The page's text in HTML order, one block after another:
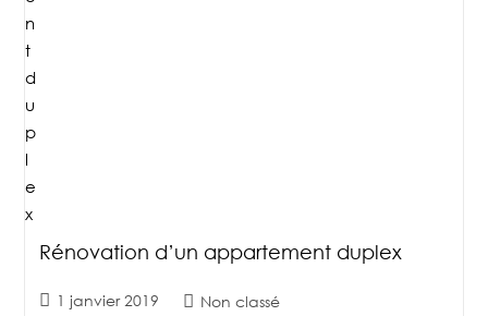
Rénovation d’un appartement duplex
1 janvier 2019 Non classé